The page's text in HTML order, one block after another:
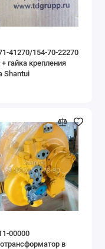
41270/154-70-22270
+ гайка крепления
Shantui
00000
в